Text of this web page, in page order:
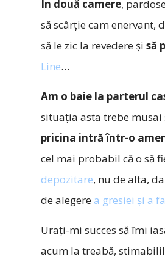
În două camere,
să scârție cam enervant,
să le zic la revedere și să
Line…
Am o baie la parterul
situația asta trebe musai
pricina intră într-o
cel mai probabil că o să
depozitare, nu de alta,
de alegere a gresiei și a
Urați-mi succes să îmi
acum la treabă,